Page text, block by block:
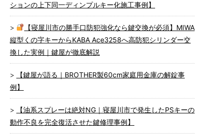
ションの上下同一ディンプルキー化施工事例】
【寝屋川市の勝手口防犯強化なら鍵交換が必須】MIWA
縦型くの字キーからKABA Ace3258へ高防犯シリンダー交
換した実例｜鍵屋が徹底解説
【鍵屋が語る｜BROTHER製60cm家庭用金庫の解錠事
例】
【油系スプレーは絶対NG｜寝屋川市で発生したPSキーの
動作不良を完全復活させた鍵修理事例】